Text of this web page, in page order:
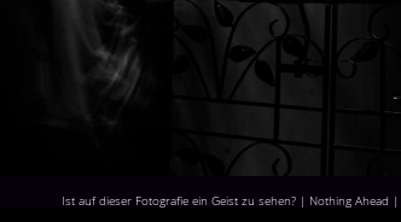
Ist auf dieser Fotografie ein Geist zu sehen? | Nothing Ahead |